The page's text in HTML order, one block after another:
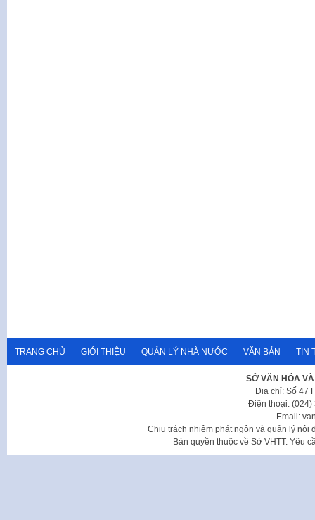
TRANG CHỦ GIỚI THIỆU QUẢN LÝ NHÀ NƯỚC VĂN BẢN TIN
SỞ VĂN HÓA
Địa chỉ: Số 47
Điện thoại: (024)
Email:
Chịu trách nhiệm phát ngôn và quản lý nội
Bản quyền thuộc về Sở VHTT. Yêu